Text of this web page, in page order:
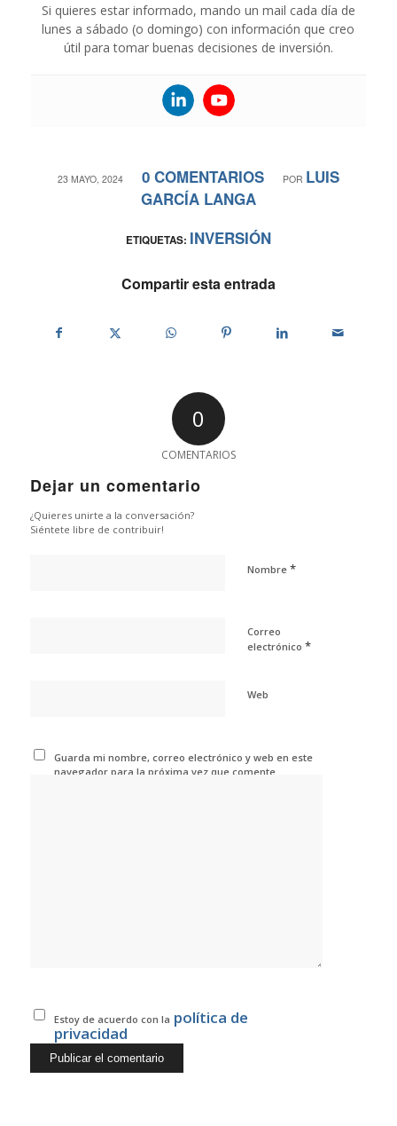
Si quieres estar informado, mando un mail cada día de
lunes a sábado (o domingo) con información que creo
útil para tomar buenas decisiones de inversión.
23 MAYO, 2024
/ 0 COMENTARIOS
/ POR LUIS
GARCÍA LANGA
ETIQUETAS: INVERSIÓN
Compartir esta entrada
0
COMENTARIOS
Dejar un comentario
¿Quieres unirte a la conversación?
Siéntete libre de contribuir!
Nombre *
Correo
electrónico *
Web
Guarda mi nombre, correo electrónico y web en este
navegador para la próxima vez que comente.
Estoy de acuerdo con la política de
privacidad